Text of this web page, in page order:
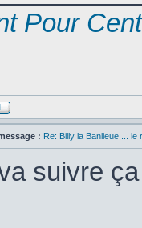
Pour Cent
: Re: Billy la Banlieue ... le
suivre